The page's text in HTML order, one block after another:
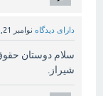
دارای دیدگاه نوامبر 21, 2021
سلام دوستان
شیراز.